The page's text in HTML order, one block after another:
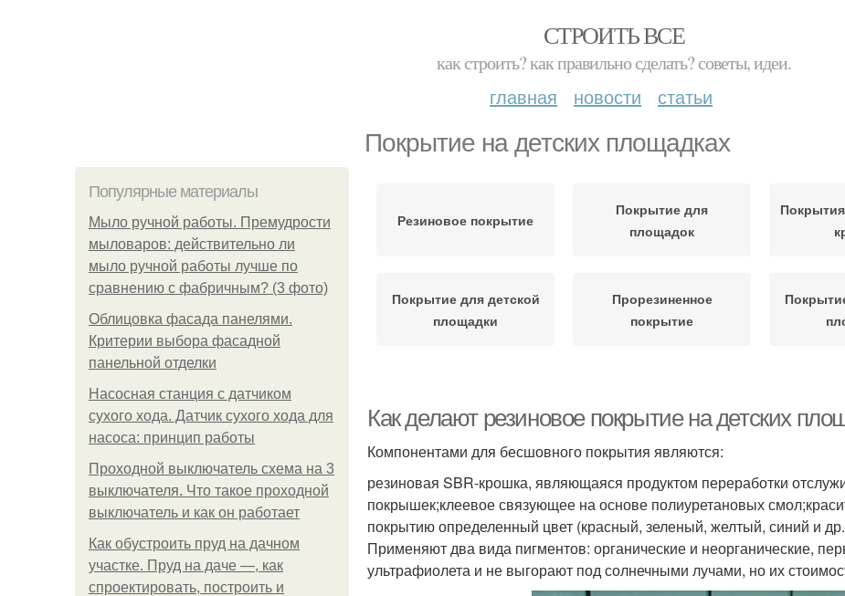
СТРОИТЬ ВСЕ
как строить? как правильно сделать? советы, идеи.
главная новости статьи
Покрытие на детских площадках
Популярные материалы
Мыло ручной работы. Премудрости
мыловаров: действительно ли
мыло ручной работы лучше по
сравнению с фабричным? (3 фото)
Облицовка фасада панелями.
Критерии выбора фасадной
панельной отделки
Насосная станция с датчиком
сухого хода. Датчик сухого хода для
насоса: принцип работы
Проходной выключатель схема на 3
выключателя. Что такое проходной
выключатель и как он работает
Как обустроить пруд на дачном
участке. Пруд на даче —, как
спроектировать, построить и
Резиновое покрытие
Покрытие для
площадок
Покрытие для детской
площадки
Прорезиненное
покрытие
площадок
Мягкие покрытия
Травмобезопасные
покрытия
Как делают резиновое покрытие на детских
Компонентами для бесшовного покрытия являются:
резиновая SBR-крошка, являющаяся продуктом переработки
покрышек;клеевое связующее на основе полиуретановых
покрытию определенный цвет (красный, зеленый, желтый, синий и
Применяют два вида пигментов: органические и неорганические,
ультрафиолета и не выгорают под солнечными лучами, но их